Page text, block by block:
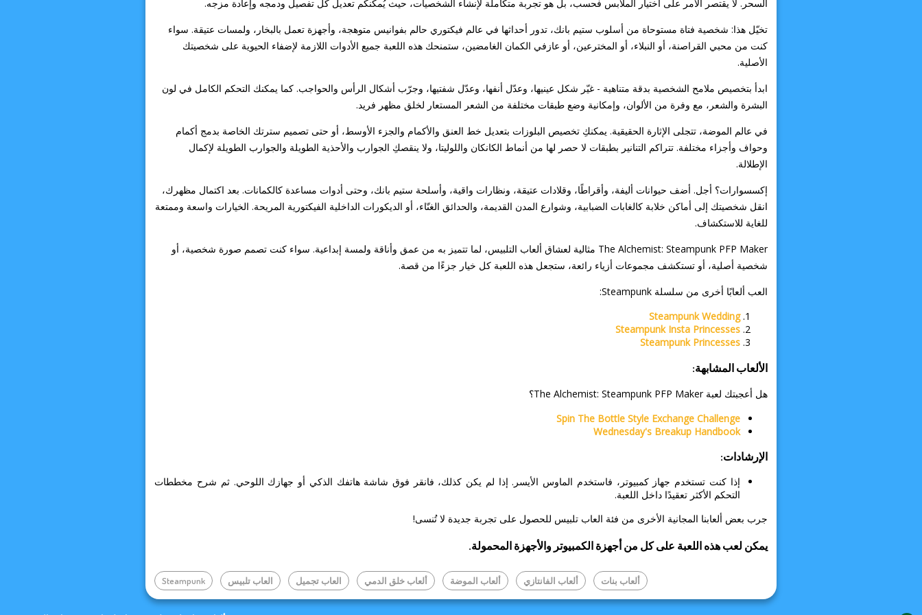
السحر. لا يقتصر الأمر على اختيار الملابس فحسب، بل هو تجربة متكاملة لإنشاء الشخصيات، حيث يُمكنكم تعديل كل تفصيل ودمجه وإعادة مزجه.
تخيّل هذا: شخصية فتاة مستوحاة من أسلوب ستيم بانك، تدور أحداثها في عالم فيكتوري حالم بفوانيس متوهجة، وأجهزة تعمل بالبخار، ولمسات عتيقة. سواء
كنت من محبي القراصنة، أو النبلاء، أو المخترعين، أو عازفي الكمان الغامضين، ستمنحك هذه اللعبة جميع الأدوات اللازمة لإضفاء الحيوية على شخصيتك
الأصلية.
ابدأ بتخصيص ملامح الشخصية بدقة متناهية - غيّر شكل عينيها، وعدّل أنفها، وعدّل شفتيها، وجرّب أشكال الرأس والحواجب. كما يمكنك التحكم الكامل في لون
البشرة والشعر، مع وفرة من الألوان، وإمكانية وضع طبقات مختلفة من الشعر المستعار لخلق مظهر فريد.
في عالم الموضة، تتجلى الإثارة الحقيقية. يمكنكِ تخصيص البلوزات بتعديل خط العنق والأكمام والجزء الأوسط، أو حتى تصميم سترتك الخاصة بدمج أكمام
وحواف وأجزاء مختلفة. تتراكم التنانير بطبقات لا حصر لها من أنماط الكانكان واللوليتا، ولا ينقصكِ الجوارب والأحذية الطويلة والجوارب الطويلة لإكمال
الإطلالة.
إكسسوارات؟ أجل. أضف حيوانات أليفة، وأقراطًا، وقلادات عتيقة، ونظارات واقية، وأسلحة ستيم بانك، وحتى أدوات مساعدة كالكمانات. بعد اكتمال مظهرك،
انقل شخصيتك إلى أماكن خلابة كالغابات الضبابية، وشوارع المدن القديمة، والحدائق الغنّاء، أو الديكورات الداخلية الفيكتورية المريحة. الخيارات واسعة وممتعة
للغاية للاستكشاف.
The Alchemist: Steampunk PFP Maker مثالية لعشاق ألعاب التلبيس، لما تتميز به من عمق وأناقة ولمسة إبداعية. سواء كنت تصمم صورة شخصية، أو
شخصية أصلية، أو تستكشف مجموعات أزياء رائعة، ستجعل هذه اللعبة كل خيار جزءًا من قصة.
العب ألعابًا أخرى من سلسلة Steampunk:
Steampunk Wedding
Steampunk Insta Princesses
Steampunk Princesses
الألعاب المشابهة:
هل أعجبتك لعبة The Alchemist: Steampunk PFP Maker؟
Spin The Bottle Style Exchange Challenge
Wednesday's Breakup Handbook
الإرشادات:
إذا كنت تستخدم جهاز كمبيوتر، فاستخدم الماوس الأيسر. إذا لم يكن كذلك، فانقر فوق شاشة هاتفك الذكي أو جهازك اللوحي. ثم شرح مخططات
التحكم الأكثر تعقيدًا داخل اللعبة.
جرب بعض ألعابنا المجانية الأخرى من فئة العاب تلبيس للحصول على تجربة جديدة لا تُنسى!
يمكن لعب هذه اللعبة على كل من أجهزة الكمبيوتر والأجهزة المحمولة.
ألعاب بنات ألعاب الفانتازي ألعاب الموضة ألعاب خلق الدمي العاب تجميل العاب تلبيس Steampunk